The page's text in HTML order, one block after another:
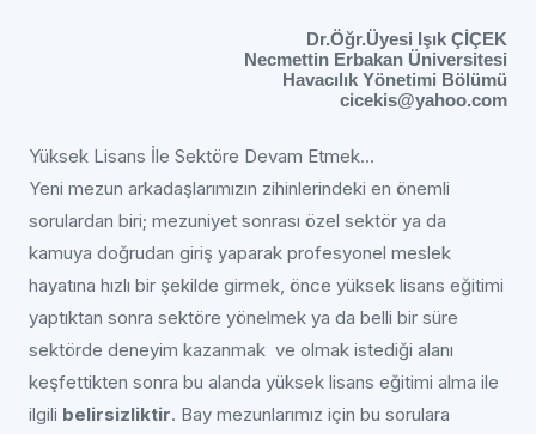
Dr.Öğr.Üyesi Işık ÇİÇEK
Necmettin Erbakan Üniversitesi
Havacılık Yönetimi Bölümü
cicekis@yahoo.com
Yüksek Lisans İle Sektöre Devam Etmek...
Yeni mezun arkadaşlarımızın zihinlerindeki en önemli
sorulardan biri; mezuniyet sonrası özel sektör ya da
kamuya doğrudan giriş yaparak profesyonel meslek
hayatına hızlı bir şekilde girmek, önce yüksek lisans eğitimi
yaptıktan sonra sektöre yönelmek ya da belli bir süre
sektörde deneyim kazanmak ve olmak istediği alanı
keşfettikten sonra bu alanda yüksek lisans eğitimi alma ile
ilgili belirsizliktir. Bay mezunlarımız için bu sorulara